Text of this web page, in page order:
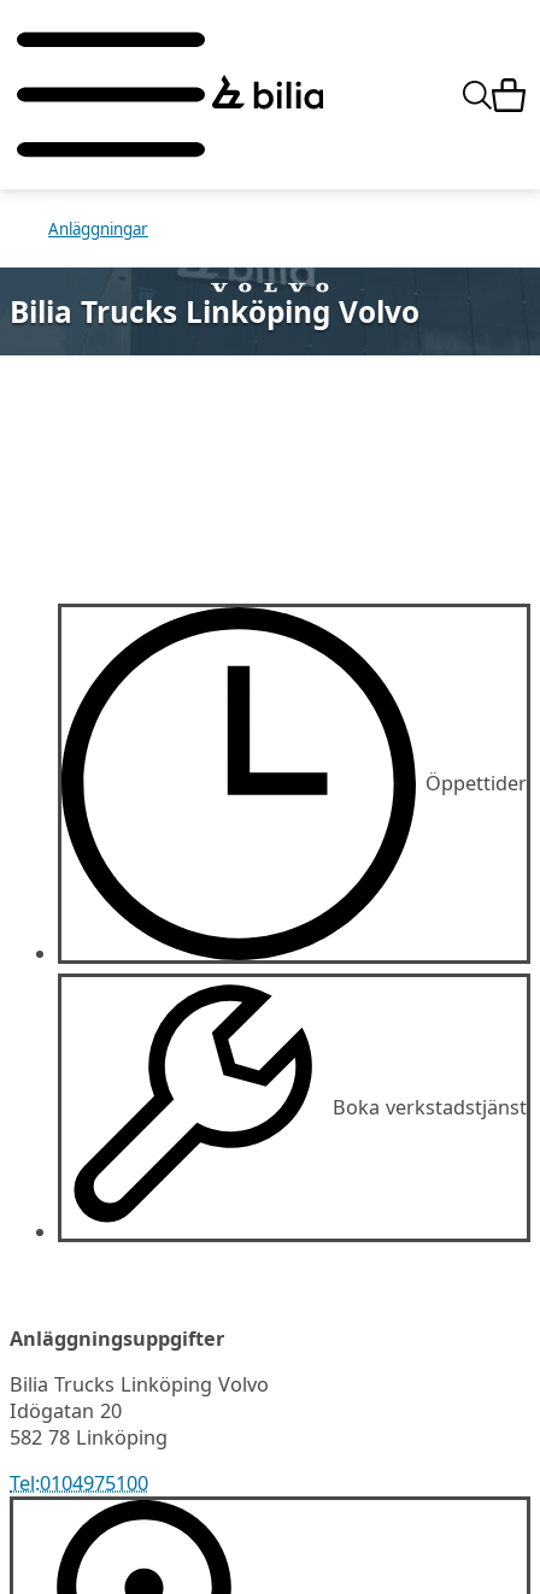
Anläggningar
Bilia Trucks Linköping Volvo
Öppettider
Boka verkstadstjänst
Anläggningsuppgifter
Bilia Trucks Linköping Volvo
Idögatan 20
582 78 Linköping
Tel:0104975100